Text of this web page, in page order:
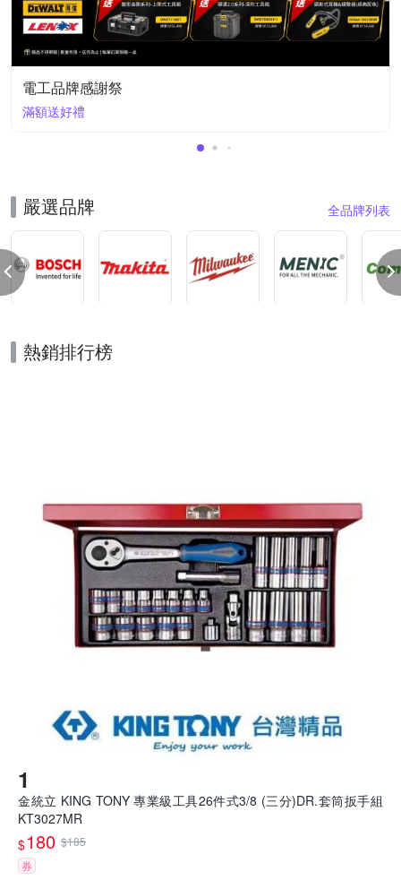
電工品牌感謝祭
滿額送好禮
嚴選品牌 全品牌列表
熱銷排行榜
金統立 KING TONY 專業級工具26件式3/8 (三分)DR.套筒扳手組
KT3027MR
$180 $185
券